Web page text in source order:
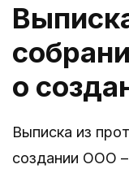
о
Выписка из
создании ООО